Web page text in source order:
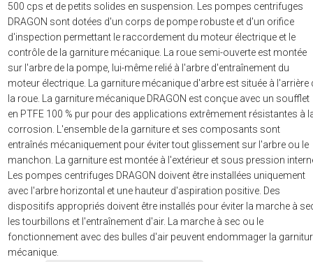
500 cps et de petits solides en suspension. Les pompes centrifuges
DRAGON sont dotées d'un corps de pompe robuste et d'un orifice
d'inspection permettant le raccordement du moteur électrique et le
contrôle de la garniture mécanique. La roue semi-ouverte est montée
sur l'arbre de la pompe, lui-même relié à l'arbre d'entraînement du
moteur électrique. La garniture mécanique d'arbre est située à l'arrière
la roue. La garniture mécanique DRAGON est conçue avec un soufflet
en PTFE 100 % pur pour des applications extrêmement résistantes à
corrosion. L'ensemble de la garniture et ses composants sont
entraînés mécaniquement pour éviter tout glissement sur l'arbre ou le
manchon. La garniture est montée à l'extérieur et sous pression
Les pompes centrifuges DRAGON doivent être installées uniquement
avec l'arbre horizontal et une hauteur d'aspiration positive. Des
dispositifs appropriés doivent être installés pour éviter la marche à
les tourbillons et l'entraînement d'air. La marche à sec ou le
fonctionnement avec des bulles d'air peuvent endommager la
mécanique.